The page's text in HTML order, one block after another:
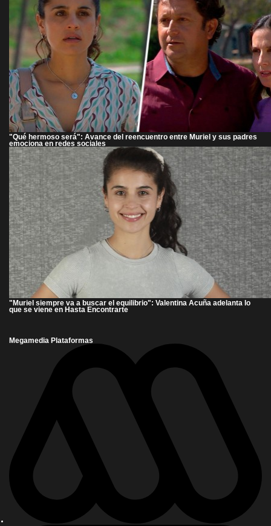
"Qué hermoso será": Avance del reencuentro entre Muriel y sus padres
emociona en redes sociales
"Muriel siempre va a buscar el equilibrio": Valentina Acuña adelanta lo
que se viene en Hasta Encontrarte
Megamedia Plataformas